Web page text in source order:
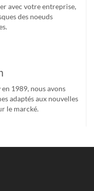
avec votre entreprise,
des noeuds
1989, nous avons
adaptés aux nouvelles
le marcké.